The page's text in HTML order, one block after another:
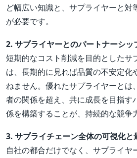
ど幅広い知識と、サプライヤーと対
が必要です。
2. サプライヤーとのパートナーシッ
短期的なコスト削減を目的としたサ
は、長期的に見れば品質の不安定化
ねません。優れたサプライヤーとは
者の関係を超え、共に成長を目指す
係を構築することが、持続的な競争
3. サプライチェーン全体の可視化と
自社の都合だけでなく、サプライヤ